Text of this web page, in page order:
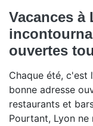
Vacances à
ouvertes
Chaque été, c'est
bonne adresse
restaurants et
Pourtant, Lyon